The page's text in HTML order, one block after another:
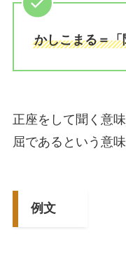
かしこまる＝
正座をして聞く意
屈であるという意
例文